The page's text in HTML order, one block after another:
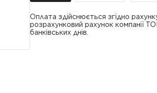
Оплата здійснюється згідно
розрахунковий рахунок компанії
банківських днів.